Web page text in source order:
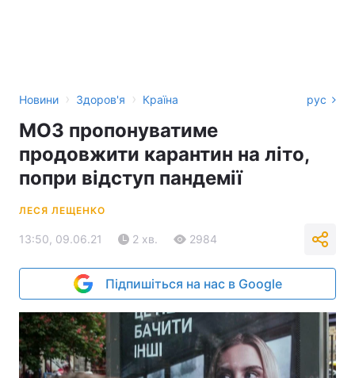
Новини › Здоров'я › Країна рус
МОЗ пропонуватиме
продовжити карантин на літо,
попри відступ пандемії
ЛЕСЯ ЛЕЩЕНКО
13:50, 09.06.21 2 хв. 2984
Підпишіться на нас в Google